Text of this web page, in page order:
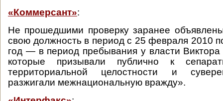
«Коммерсант»:
Не прошедшими проверку заранее
свою должность в период с 25 февраля 2010
год — в период пребывания у власти
которые призывали публично к
территориальной целостности и
разжигали межнациональную вражду».